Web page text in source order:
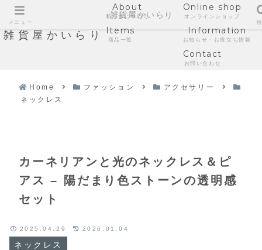
雑貨屋かいらり
About
私たちについて
Online shop
オンラインショップ
Items
商品一覧
Information
お知らせ・お役立ち情報
Contact
お問い合わせ
Home ファッション
アクセサリー
ネックレス
カーネリアンと光のネックレス＆ピ
アス – 陽だまり色ストーンの透明感
セット
ネックレス
2025.04.29 2026.01.04
メニュー
雑貨屋かいらり